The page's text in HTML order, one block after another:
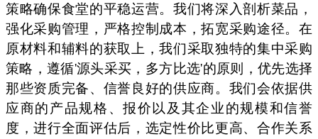
策略确保食堂的平稳运营。我们将深入剖析菜品，
强化采购管理，严格控制成本，拓宽采购途径。在
原材料和辅料的获取上，我们采取独特的集中采购
策略，遵循'源头采买，多方比选'的原则，优先选择
那些资质完备、信誉良好的供应商。我们会依据供
应商的产品规格、报价以及其企业的规模和信誉
度，进行全面评估后，选定性价比更高、合作关系